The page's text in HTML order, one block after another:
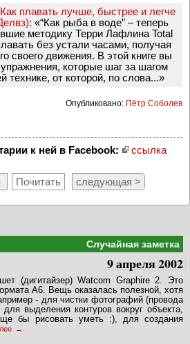
плавать лучше, быстрее и легче
: «“Как рыба в воде” – теперь
методику Терри Лафлина Total
без устали часами, получая
своего движения. В этой книге вы
которые шаг за шагом
технике, от которой, по слова...»
Опубликовано: Пётр Соболев
к ней в Facebook: ссылка
Почитать следующая >
Случайная заметка
9 апреля 2002
(дигитайзер) Watcom Graphire 2. Это
A6. Вещь оказалась полезной, хотя
- для чистки фотографий (провода
выделения контуров вокруг объекта,
бы рисовать уметь :), для создания